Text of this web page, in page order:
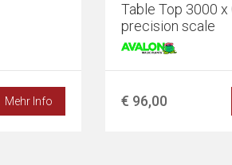
Mehr Info
Table Top 3000 x
precision scale
€ 96,00